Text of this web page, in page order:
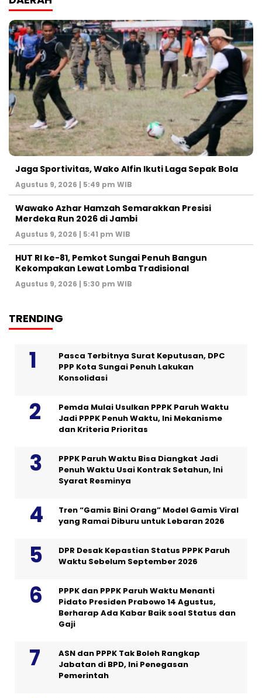
Jaga Sportivitas, Wako Alfin Ikuti Laga Sepak Bola
Agustus 9, 2026 | 5:49 pm WIB
Wawako Azhar Hamzah Semarakkan Presisi
Merdeka Run 2026 di Jambi
Agustus 9, 2026 | 5:41 pm WIB
HUT RI ke-81, Pemkot Sungai Penuh Bangun
Kekompakan Lewat Lomba Tradisional
Agustus 9, 2026 | 5:30 pm WIB
TRENDING
Pasca Terbitnya Surat Keputusan, DPC
PPP Kota Sungai Penuh Lakukan
Konsolidasi
Pemda Mulai Usulkan PPPK Paruh Waktu
Jadi PPPK Penuh Waktu, Ini Mekanisme
dan Kriteria Prioritas
PPPK Paruh Waktu Bisa Diangkat Jadi
Penuh Waktu Usai Kontrak Setahun, Ini
Syarat Resminya
Tren “Gamis Bini Orang” Model Gamis Viral
yang Ramai Diburu untuk Lebaran 2026
DPR Desak Kepastian Status PPPK Paruh
Waktu Sebelum September 2026
PPPK dan PPPK Paruh Waktu Menanti
Pidato Presiden Prabowo 14 Agustus,
Berharap Ada Kabar Baik soal Status dan
Gaji
ASN dan PPPK Tak Boleh Rangkap
Jabatan di BPD, Ini Penegasan
Pemerintah